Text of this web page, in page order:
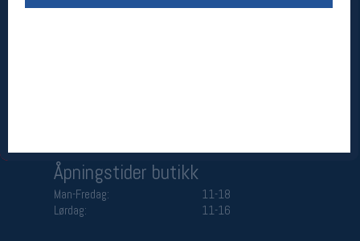
Oslo Sportslager
Åpningstider butikk
Man-Fredag:
11-18
Lørdag:
11-16